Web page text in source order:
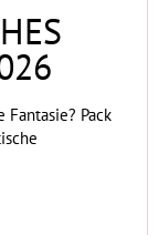
Pack